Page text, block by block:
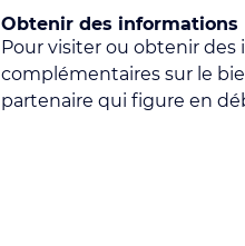
Obtenir des informations
Pour visiter ou obtenir des
complémentaires sur le
partenaire qui figure en